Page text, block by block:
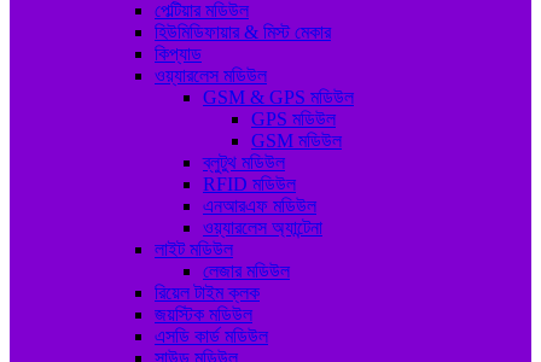
পেল্টিয়ার মডিউল
হিউমিডিফায়ার & মিস্ট মেকার
কিপ্যাড
ওয়্যারলেস মডিউল
GSM & GPS মডিউল
GPS মডিউল
GSM মডিউল
ব্লুটুথ মডিউল
RFID মডিউল
এনআরএফ মডিউল
ওয়্যারলেস অ্যান্টেনা
লাইট মডিউল
লেজার মডিউল
রিয়েল টাইম ক্লক
জয়স্টিক মডিউল
এসডি কার্ড মডিউল
সাউন্ড মডিউল